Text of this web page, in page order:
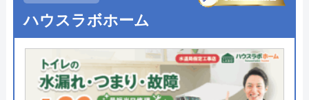
●定休日 年中無休
●出張見積もり 出張・見積もり無料
●支払い方法
現金、銀行振込、モバイル、後払
ハウスラボホーム